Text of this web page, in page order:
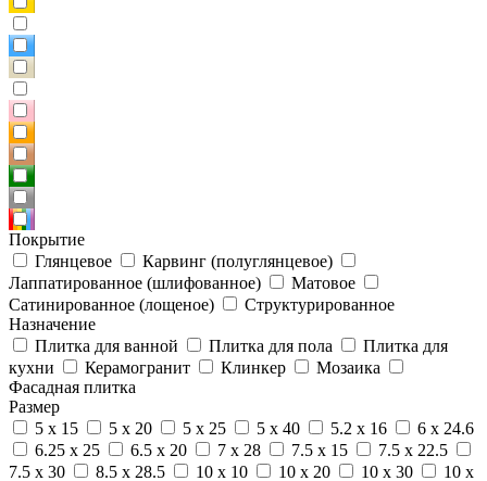
Покрытие
Глянцевое
Карвинг (полуглянцевое)
Лаппатированное (шлифованное)
Матовое
Сатинированное (лощеное)
Структурированное
Назначение
Плитка для ванной
Плитка для пола
Плитка для
кухни
Керамогранит Клинкер
Мозаика
Фасадная плитка
Размер
5 x 15
5 x 20 5 x 25 5 x 40 5.2 x 16
6 x 24.6
6.25 x 25
6.5 x 20 7 x 28 7.5 x 15
7.5 x 22.5
7.5 x 30
8.5 x 28.5 10 x 10 10 x 20 10 x 30 10 x